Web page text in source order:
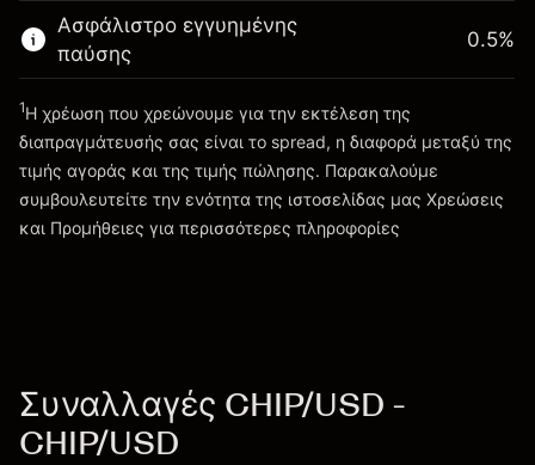
Πηγαίνετε στην πλατφόρμα
Μέγεθος διαπραγμάτευσης με μόχλευση
$2,000.00
Χρήματα από μόχλευση ~
Πηγαίνετε στην πλατφόρμα
Ασφάλιστρο εγγυημένης
παύσης
Χρεώσεις και Τέλη
0.5%
1Η χρέωση που χρεώνουμε για την εκτέλεση της
διαπραγμάτευσής σας είναι το spread, η διαφορά μεταξύ της
τιμής αγοράς και της τιμής πώλησης. Παρακαλούμε
συμβουλευτείτε την ενότητα της ιστοσελίδας μας Χρεώσεις
και Προμήθειες για περισσότερες πληροφορίες
Συναλλαγές CHIP/USD -
CHIP/USD